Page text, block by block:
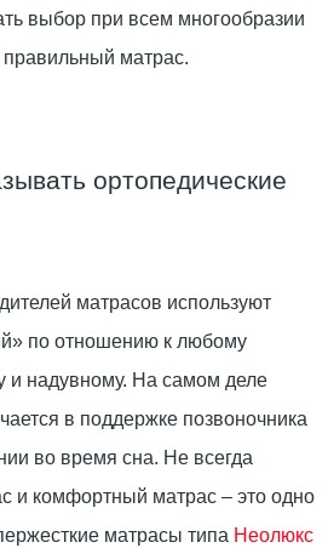
выбор при всем многообразии
матрас.
ортопедические
матрасов используют
по отношению к любому
и надувному. На самом деле
в поддержке позвоночника
во время сна. Не всегда
и комфортный матрас – это одно
матрасы типа Неолюкс